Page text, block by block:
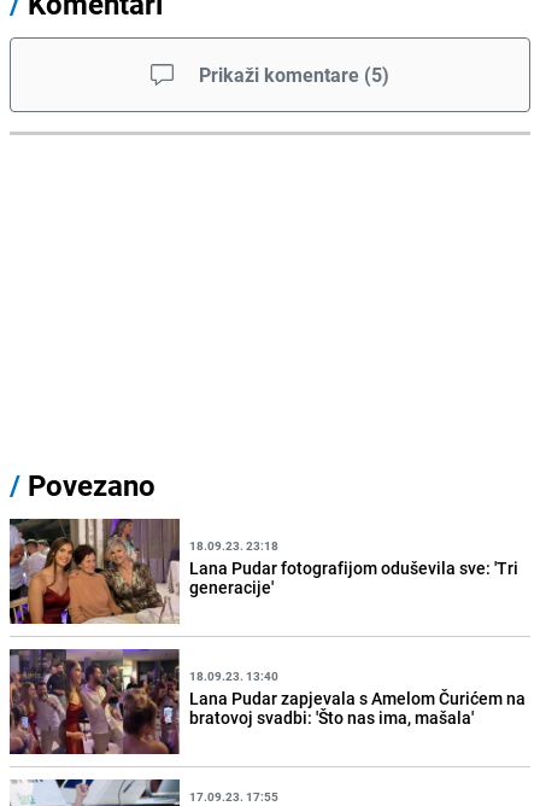
Prikaži komentare (5)
/ Povezano
18.09.23. 23:18
Lana Pudar fotografijom oduševila sve: 'Tri
generacije'
18.09.23. 13:40
Lana Pudar zapjevala s Amelom Čurićem na
bratovoj svadbi: 'Što nas ima, mašala'
17.09.23. 17:55